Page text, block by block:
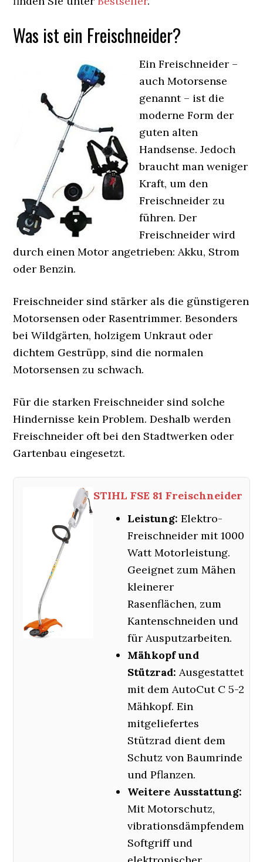
Was ist ein Freischneider?
Ein Freischneider –
auch Motorsense
genannt – ist die
moderne Form der
guten alten
Handsense. Jedoch
braucht man weniger
Kraft, um den
Freischneider zu
führen. Der
Freischneider wird
durch einen Motor angetrieben: Akku, Strom
oder Benzin.
Freischneider sind stärker als die günstigeren
Motorsensen oder Rasentrimmer. Besonders
bei Wildgärten, holzigem Unkraut oder
dichtem Gestrüpp, sind die normalen
Motorsensen zu schwach.
Für die starken Freischneider sind solche
Hindernisse kein Problem. Deshalb werden
Freischneider oft bei den Stadtwerken oder
Gartenbau eingesetzt.
STIHL FSE 81 Freischneider
Leistung: Elektro-
Freischneider mit 1000
Watt Motorleistung.
Geeignet zum Mähen
kleinerer
Rasenflächen, zum
Kantenschneiden und
für Ausputzarbeiten.
Mähkopf und
Stützrad: Ausgestattet
mit dem AutoCut C 5-2
Mähkopf. Ein
mitgeliefertes
Stützrad dient dem
Schutz von Baumrinde
und Pflanzen.
Weitere Ausstattung:
Mit Motorschutz,
vibrationsdämpfendem
Softgriff und